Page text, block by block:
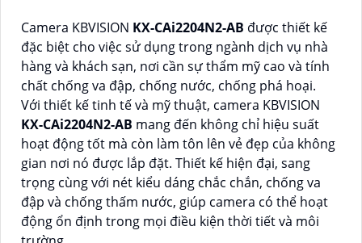
Camera KBVISION KX-CAi2204N2-AB được thiết kế
đặc biệt cho việc sử dụng trong ngành dịch vụ nhà
hàng và khách sạn, nơi cần sự thẩm mỹ cao và tính
chất chống va đập, chống nước, chống phá hoại.
Với thiết kế tinh tế và mỹ thuật, camera KBVISION
KX-CAi2204N2-AB mang đến không chỉ hiệu suất
hoạt động tốt mà còn làm tôn lên vẻ đẹp của không
gian nơi nó được lắp đặt. Thiết kế hiện đại, sang
trọng cùng với nét kiểu dáng chắc chắn, chống va
đập và chống thấm nước, giúp camera có thể hoạt
động ổn định trong mọi điều kiện thời tiết và môi